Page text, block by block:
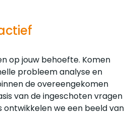
op jouw behoefte. Komen
probleem analyse en
de overeengekomen
van de ingeschoten vragen
ontwikkelen we een beeld van